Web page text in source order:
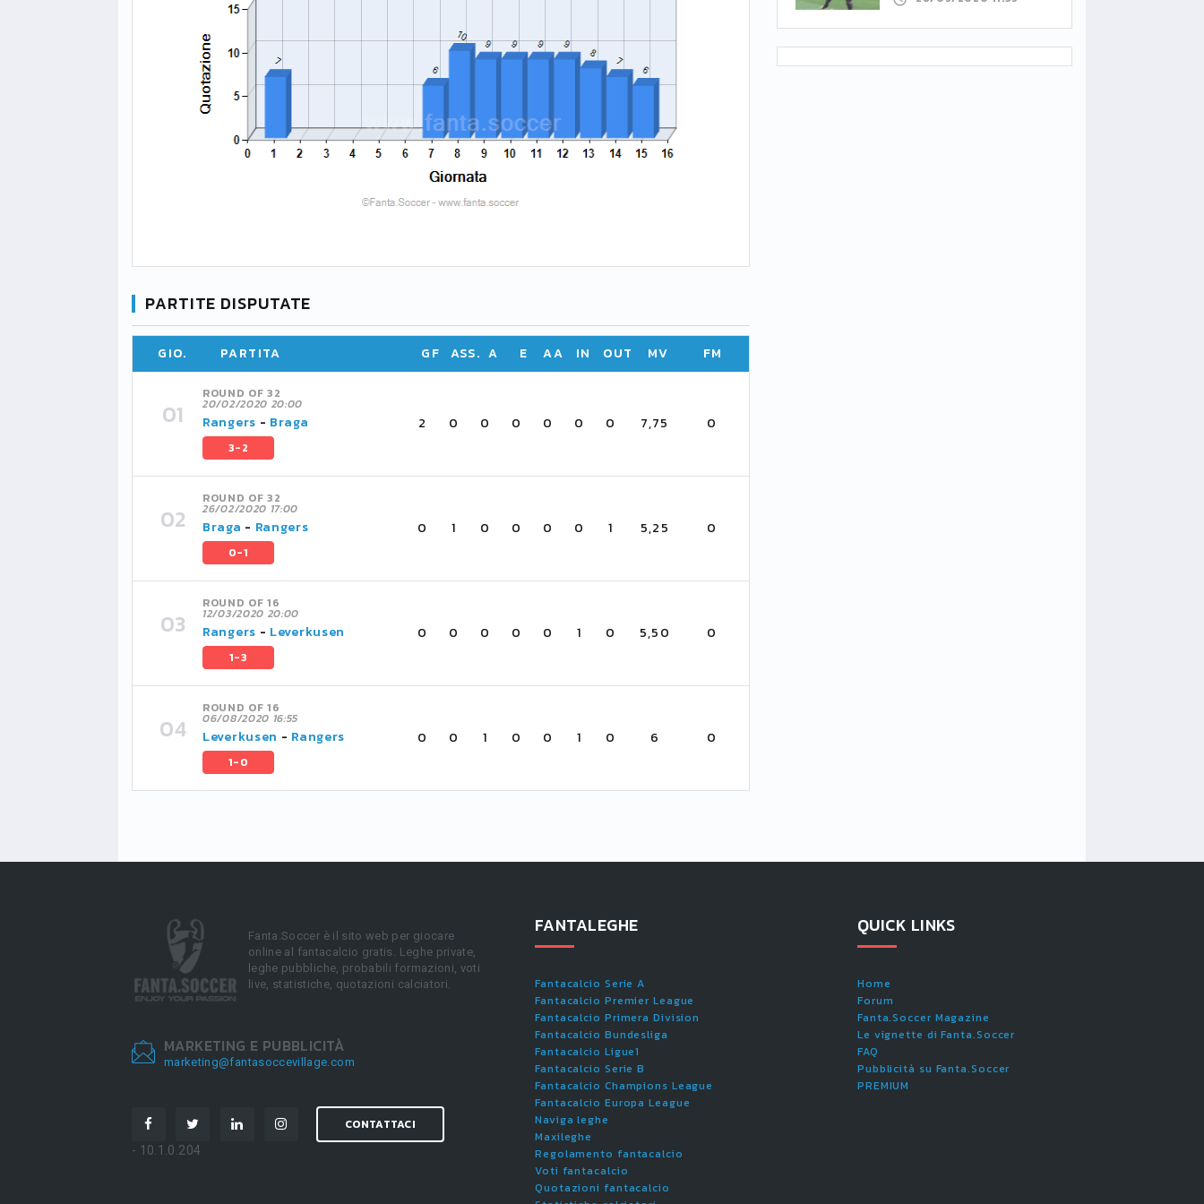
PARTITE DISPUTATE
GIO. PARTITA GF ASS. A E AA IN OUT MV FM
ROUND OF 32
20/02/2020 20:00
Rangers - Braga
3-2
2 0 0 0 0 0 0 7,75 0
ROUND OF 32
26/02/2020 17:00
Braga - Rangers
0-1
0 1 0 0 0 0 1 5,25 0
ROUND OF 16
12/03/2020 20:00
Rangers - Leverkusen
1-3
0 0 0 0 0 1 0 5,50 0
ROUND OF 16
06/08/2020 16:55
Leverkusen - Rangers
1-0
0 0 1 0 0 1 0 6 0
Fanta.Soccer è il sito web per giocare
online al fantacalcio gratis. Leghe private,
leghe pubbliche, probabili formazioni, voti
live, statistiche, quotazioni calciatori.
MARKETING E PUBBLICITÀ
marketing@fantasoccevillage.com
CONTATTACI
- 10.1.0.204
FANTALEGHE
Fantacalcio Serie A
Fantacalcio Premier League
Fantacalcio Primera Division
Fantacalcio Bundesliga
Fantacalcio Ligue1
Fantacalcio Serie B
Fantacalcio Champions League
Fantacalcio Europa League
Naviga leghe
Maxileghe
Regolamento fantacalcio
Voti fantacalcio
Quotazioni fantacalcio
QUICK LINKS
Home
Forum
Fanta.Soccer Magazine
Le vignette di Fanta.Soccer
FAQ
Pubblicità su Fanta.Soccer
PREMIUM